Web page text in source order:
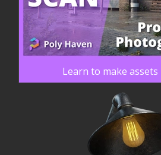
Learn to make assets